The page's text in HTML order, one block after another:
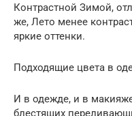
Контрастной Зимой,
же, Лето менее
яркие оттенки.
Подходящие цвета в
И в одежде, и в
блестящих